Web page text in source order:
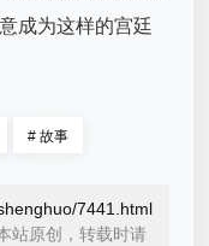
成为这样的宫廷
# 故事
7441.html
站原创，转载时请